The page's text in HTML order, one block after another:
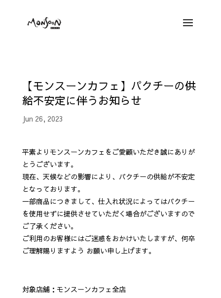
【モンスーンカフェ】パクチーの供
給不安定に伴うお知らせ
Jun 26, 2023
平素よりモンスーンカフェをご愛顧いただき誠にありが
とうございます。
現在、天候などの影響により、パクチーの供給が不安定
となっております。
一部商品につきまして、仕入れ状況によってはパクチー
を使用せずに提供させていただく場合がございますので
ご了承ください。
ご利用のお客様にはご迷惑をおかけいたしますが、何卒
ご理解賜りますよう お願い申し上げます。
対象店舗：モンスーンカフェ全店